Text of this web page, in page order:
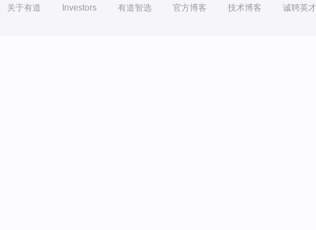
关于有道 Investors 有道智选 官方博客 技术博客 诚聘英才